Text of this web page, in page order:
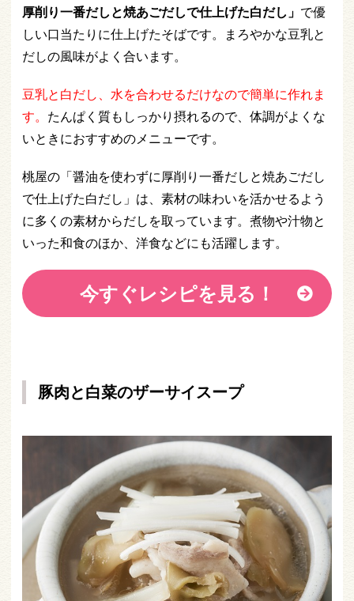
厚削り一番だしと焼あごだしで仕上げた白だし」 で優
しい口当たりに仕上げたそばです。まろやかな豆乳と
だしの風味がよく合います。
豆乳と白だし、水を合わせるだけなので簡単に作れま
す。 たんぱく質もしっかり摂れるので、体調がよくな
いときにおすすめのメニューです。
桃屋の「醤油を使わずに厚削り一番だしと焼あごだし
で仕上げた白だし」は、素材の味わいを活かせるよう
に多くの素材からだしを取っています。煮物や汁物と
いった和食のほか、洋食などにも活躍します。
今すぐレシピを見る！
豚肉と白菜のザーサイスープ